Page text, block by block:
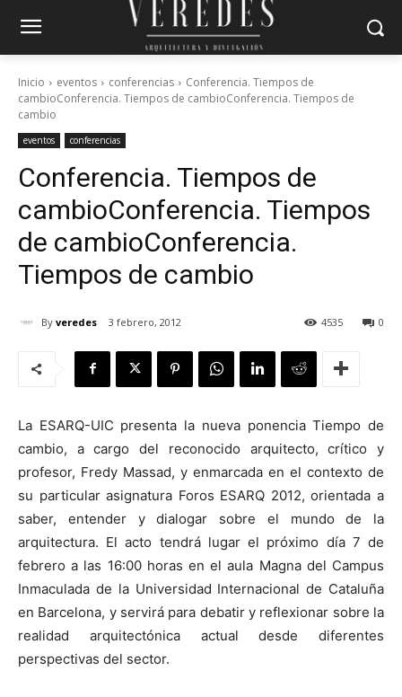
Inicio eventos conferencias
Conferencia. Tiempos de
cambioConferencia. Tiempos de cambioConferencia. Tiempos de
cambio
eventos conferencias
Conferencia. Tiempos de
cambioConferencia. Tiempos
de cambioConferencia.
Tiempos de cambio
By veredes 3 febrero, 2012 0
4535
La ESARQ-UIC presenta la nueva ponencia Tiempo de
cambio, a cargo del reconocido arquitecto, crítico y
profesor, Fredy Massad, y enmarcada en el contexto de
su particular asignatura Foros ESARQ 2012, orientada a
saber, entender y dialogar sobre el mundo de la
arquitectura. El acto tendrá lugar el próximo día 7 de
febrero a las 16:00 horas en el aula Magna del Campus
Inmaculada de la Universidad Internacional de Cataluña
en Barcelona, y servirá para debatir y reflexionar sobre la
realidad arquitectónica actual desde diferentes
perspectivas del sector.